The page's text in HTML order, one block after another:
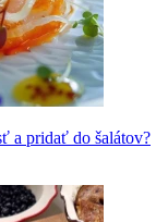
a pridať do šalátov?